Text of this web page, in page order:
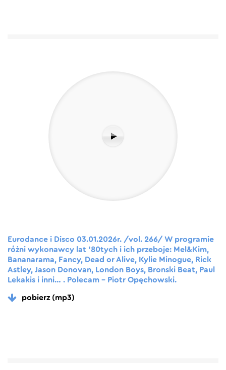
Eurodance i Disco 03.01.2026r. /vol. 266/ W programie
różni wykonawcy lat ’80tych i ich przeboje: Mel&Kim,
Bananarama, Fancy, Dead or Alive, Kylie Minogue, Rick
Astley, Jason Donovan, London Boys, Bronski Beat, Paul
Lekakis i inni… . Polecam – Piotr Opęchowski.
pobierz (mp3)